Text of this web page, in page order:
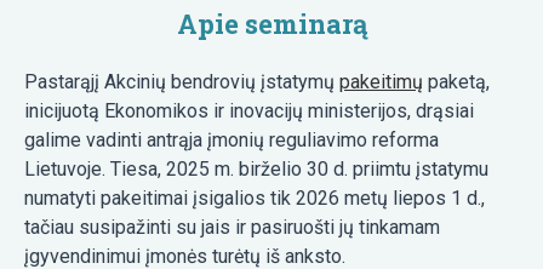
Apie seminarą
Pastarąjį Akcinių bendrovių įstatymų pakeitimų paketą,
inicijuotą Ekonomikos ir inovacijų ministerijos, drąsiai
galime vadinti antrąja įmonių reguliavimo reforma
Lietuvoje. Tiesa, 2025 m. birželio 30 d. priimtu įstatymu
numatyti pakeitimai įsigalios tik 2026 metų liepos 1 d.,
tačiau susipažinti su jais ir pasiruošti jų tinkamam
įgyvendinimui įmonės turėtų iš anksto.